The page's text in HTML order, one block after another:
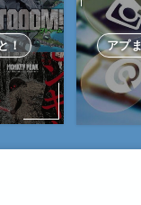
！ アプ